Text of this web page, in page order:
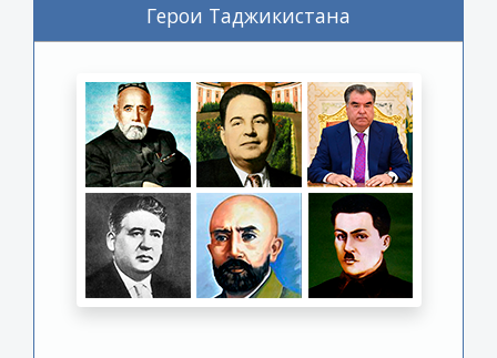
Герои Таджикистана